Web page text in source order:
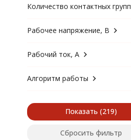
Количество контактных групп
Рабочее напряжение, В
Рабочий ток, А
Алгоритм работы
Показать
Сбросить фильтр